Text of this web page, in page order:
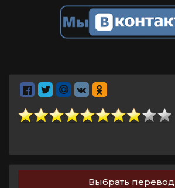
Выбрать перевод